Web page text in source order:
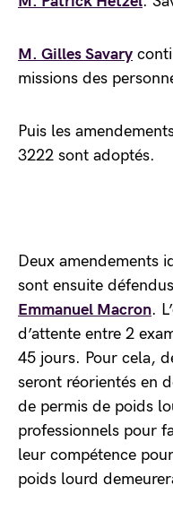
M. Gilles Savary
missions des
Puis les
3222 sont adoptés.
Deux amendements
sont ensuite
Emmanuel Macron.
d’attente entre 2
45 jours. Pour cela,
seront réorientés en
de permis de poids
professionnels pour
leur compétence
poids lourd